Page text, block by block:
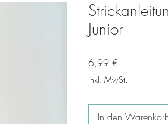
Junior
6,99 €
inkl. MwSt.
In den